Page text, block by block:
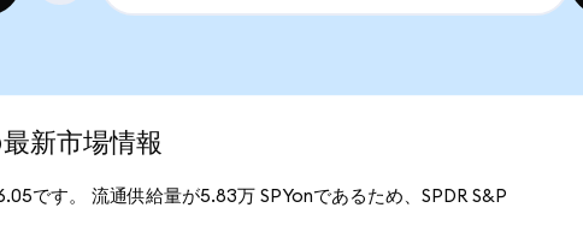
市場情報
です。 流通供給量が5.83万 SPYonであるため、SPDR S&P